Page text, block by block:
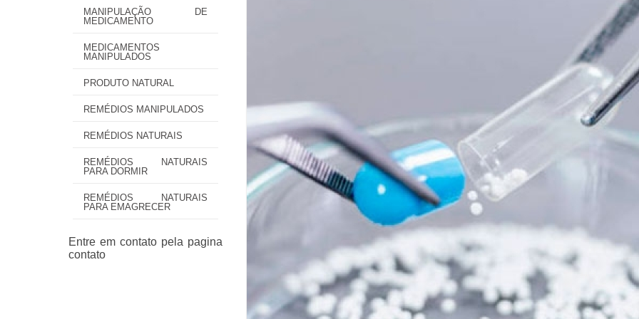
MANIPULAÇÃO DE
MEDICAMENTO
MEDICAMENTOS
MANIPULADOS
PRODUTO NATURAL
REMÉDIOS MANIPULADOS
REMÉDIOS NATURAIS
REMÉDIOS NATURAIS
PARA DORMIR
REMÉDIOS NATURAIS
PARA EMAGRECER